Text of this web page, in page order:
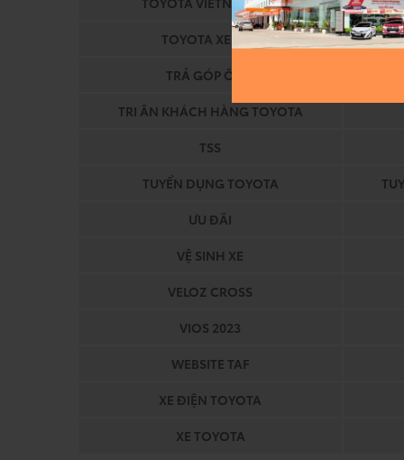
TOYOTA XE MỚI
TRẢ GÓP Ô TÔ
TRI ÂN KHÁCH HÀNG TOYOTA
TSS
TUYỂN DỤNG TOYOTA
ƯU ĐÃI
VỆ SINH XE
VELOZ CROSS
VIOS 2023
WEBSITE TAF
XE ĐIỆN TOYOTA
XE TOYOTA